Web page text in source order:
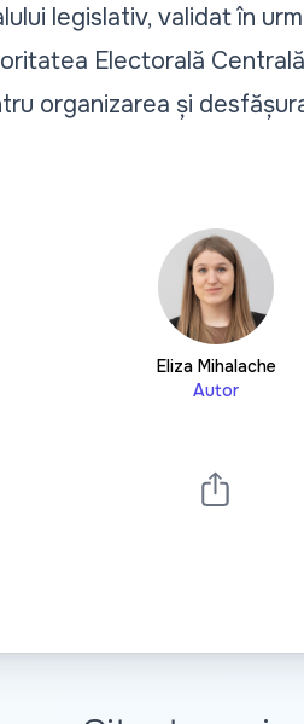
legislativ, validat în
Electorală
organizarea și
Eliza Mihalache
Autor